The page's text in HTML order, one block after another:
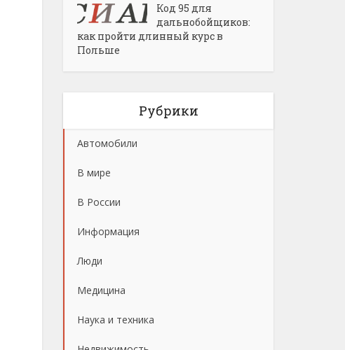
Код 95 для
дальнобойщиков:
как пройти длинный курс в
Польше
Рубрики
Автомобили
В мире
В России
Информация
Люди
Медицина
Наука и техника